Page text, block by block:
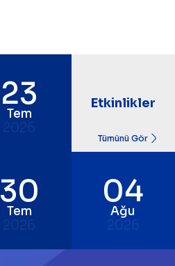
23
Tem
Etkinlikler
Tümünü Gör
30
Tem
04
Ağu